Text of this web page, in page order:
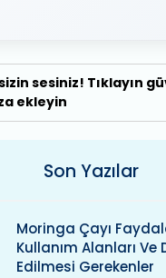
sesiniz! Tıklayın
ekleyin
Son Yazılar
Moringa Çayı
Kullanım Alanları Ve
Edilmesi Gerekenler